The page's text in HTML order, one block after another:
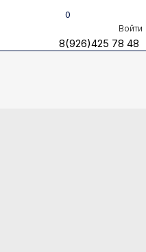
Войти
0
8(926)425 78 48
8(926)425 78 48